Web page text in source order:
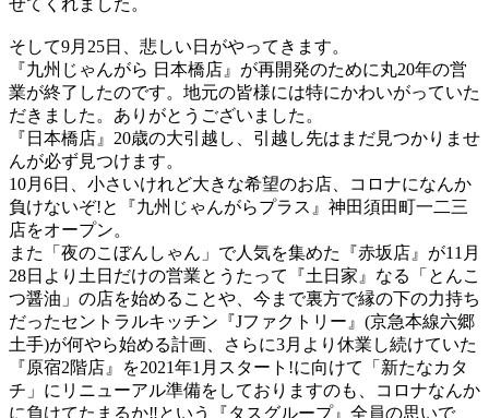
そして9月25日、悲しい日がやってきます。
『九州じゃんがら 日本橋店』が再開発のために丸20年の営
業が終了したのです。地元の皆様には特にかわいがっていた
だきました。ありがとうございました。
『日本橋店』20歳の大引越し、引越し先はまだ見つかりませ
んが必ず見つけます。
10月6日、小さいけれど大きな希望のお店、コロナになんか
負けないぞ!と『九州じゃんがらプラス』神田須田町一二三
店をオープン。
また「夜のこぼんしゃん」で人気を集めた『赤坂店』が11月
28日より土日だけの営業とうたって『土日家』なる「とんこ
つ醤油」の店を始めることや、今まで裏方で縁の下の力持ち
だったセントラルキッチン『Jファクトリー』(京急本線六郷
土手)が何やら始める計画、さらに3月より休業し続けていた
『原宿2階店』を2021年1月スタート!に向けて「新たなカタ
チ」にリニューアル準備をしておりますのも、コロナなんか
に負けてたまるか‼︎という『タスグループ』全員の思いで